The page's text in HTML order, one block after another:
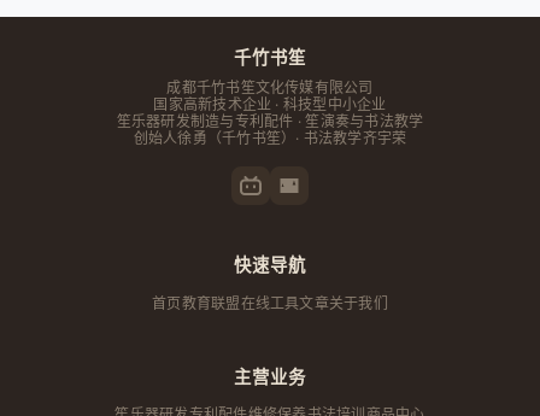
千竹书笙
成都千竹书笙文化传媒有限公司
国家高新技术企业 · 科技型中小企业
笙乐器研发制造与专利配件 · 笙演奏与书法教学
创始人徐勇 （千竹书笙）· 书法教学齐宇荣
快速导航
首页教育联盟在线工具文章关于我们
主营业务